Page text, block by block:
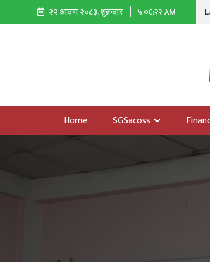
२२ श्रावण २०८३, शुक्रबार ५:०६:२४ AM
Home SGSacoss